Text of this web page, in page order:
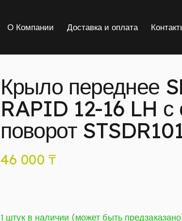
О Компании Доставка и оплата
Крыло переднее
RAPID 12-16 LH с
поворот
46 000 ₸
1 штук в наличии (может быть